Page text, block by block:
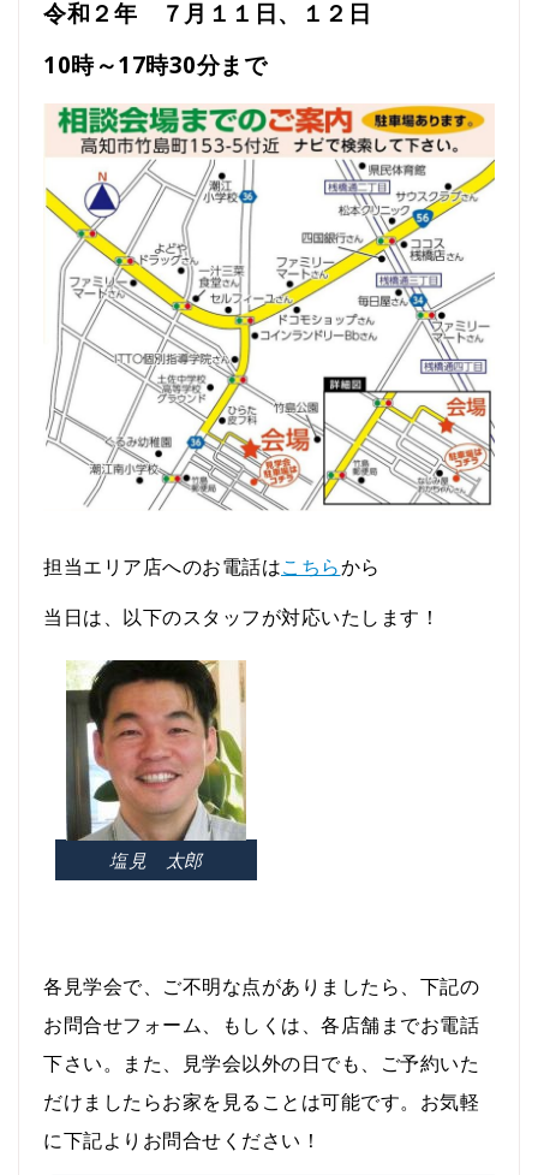
令和２年 ７月１１日、１２日
10時～17時30分まで
担当エリア店へのお電話はこちらから
当日は、以下のスタッフが対応いたします！
塩見 太郎
各見学会で、ご不明な点がありましたら、下記の
お問合せフォーム、もしくは、各店舗までお電話
下さい。
また、見学会以外の日でも、ご予約いた
だけましたらお家を見ることは可能です。お気軽
に下記よりお問合せください！